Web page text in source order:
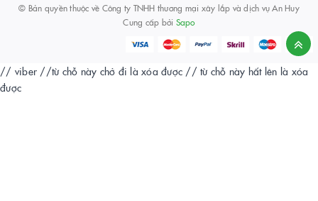
© Bản quyền thuộc về Công ty TNHH thương mại xây lắp và dịch vụ An Huy
Cung cấp bởi Sapo
// viber //từ chỗ này chở đi là xóa được // từ chỗ này hất lên là xóa
được